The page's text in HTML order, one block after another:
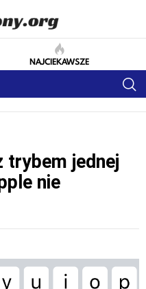
NAJCIEKAWSZE
trybem jednej
nie